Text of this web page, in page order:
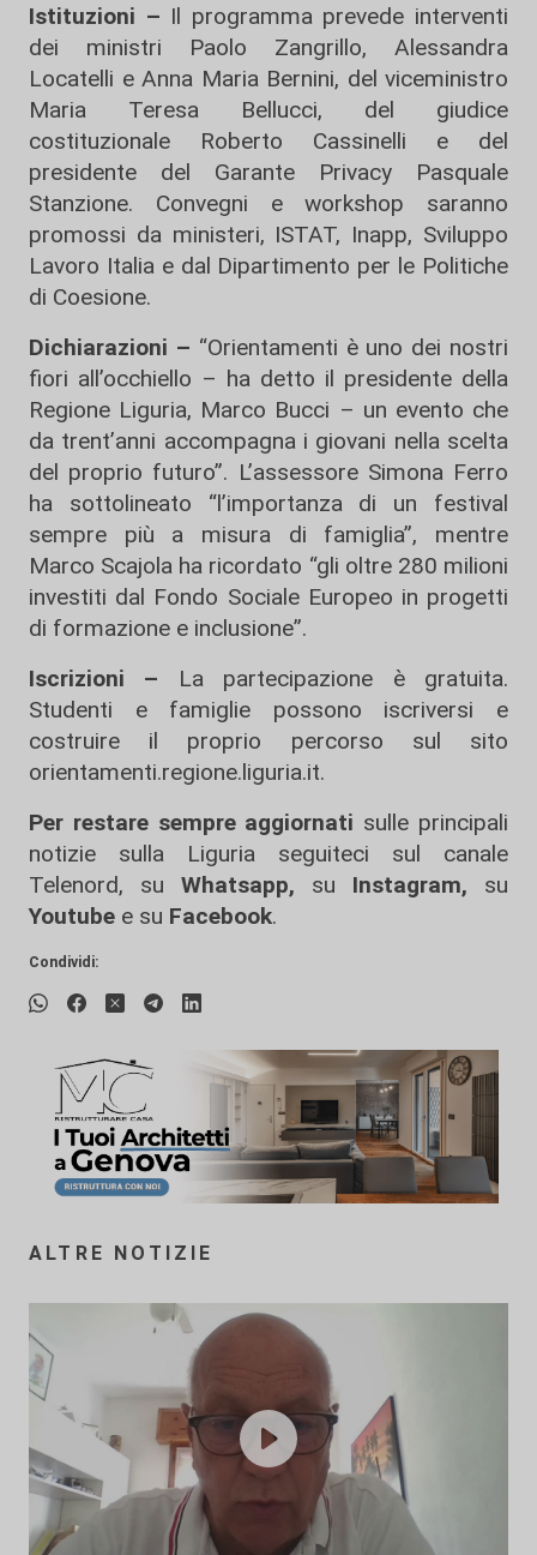
Istituzioni – Il programma prevede interventi
dei ministri Paolo Zangrillo, Alessandra
Locatelli e Anna Maria Bernini, del viceministro
Maria Teresa Bellucci, del giudice
costituzionale Roberto Cassinelli e del
presidente del Garante Privacy Pasquale
Stanzione. Convegni e workshop saranno
promossi da ministeri, ISTAT, Inapp, Sviluppo
Lavoro Italia e dal Dipartimento per le Politiche
di Coesione.
Dichiarazioni – “Orientamenti è uno dei nostri
fiori all’occhiello – ha detto il presidente della
Regione Liguria, Marco Bucci – un evento che
da trent’anni accompagna i giovani nella scelta
del proprio futuro”. L’assessore Simona Ferro
ha sottolineato “l’importanza di un festival
sempre più a misura di famiglia”, mentre
Marco Scajola ha ricordato “gli oltre 280 milioni
investiti dal Fondo Sociale Europeo in progetti
di formazione e inclusione”.
Iscrizioni – La partecipazione è gratuita.
Studenti e famiglie possono iscriversi e
costruire il proprio percorso sul sito
orientamenti.regione.liguria.it.
Per restare sempre aggiornati sulle principali
notizie sulla Liguria seguiteci sul canale
Telenord, su
Whatsapp, su Instagram, su
Youtube e su Facebook.
Condividi:
ALTRE NOTIZIE